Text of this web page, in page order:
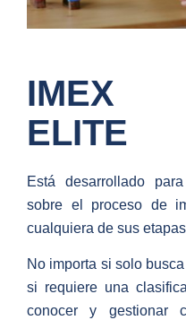
IMEX
ELITE
Está desarrollado
sobre el proceso de
cualquiera de sus
No importa si solo
si requiere una
conocer y gestionar